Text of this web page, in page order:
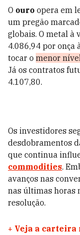
O ouro opera em
um pregão
globais. O metal à
4.086,94 por onça
tocar o menor
Já os contratos
4.107,80.
Os investidores
desdobramentos
que continua
commodities.
avanços nas
nas últimas horas
resolução.
+ Veja a carteira